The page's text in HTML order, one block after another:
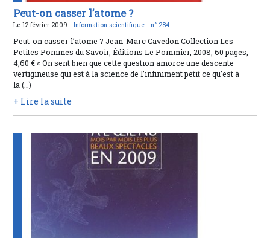
Peut-on casser l’atome ?
Le 12 février 2009 -Information scientifique -n° 284
Peut-on casser l’atome ? Jean-Marc Cavedon Collection Les
Petites Pommes du Savoir, Éditions Le Pommier, 2008, 60 pages,
4,60 € « On sent bien que cette question amorce une descente
vertigineuse qui est à la science de l’infiniment petit ce qu’est à
la (…)
+ Lire la suite